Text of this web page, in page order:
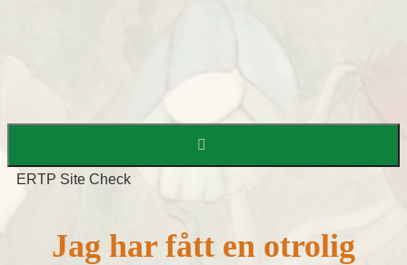
Home
ERTP Site Check
Jag har fått en otrolig